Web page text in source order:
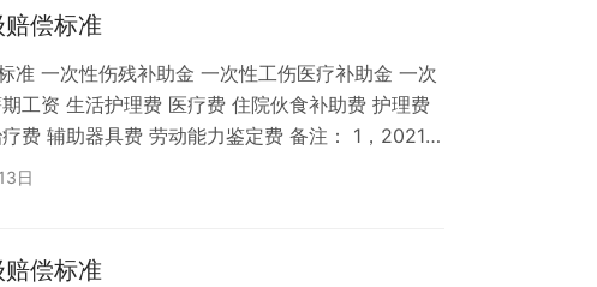
赔偿…
偿标准
准 一次性伤残补助金 一次性工伤医疗补助金 一次
工资 生活护理费 医疗费 住院伙食补助费 护理费
费 辅助器具费 劳动能力鉴定费 备注： 1，2021年
平均工资为136757元，月平均工资为11396元，比
赔偿…
日
偿标准